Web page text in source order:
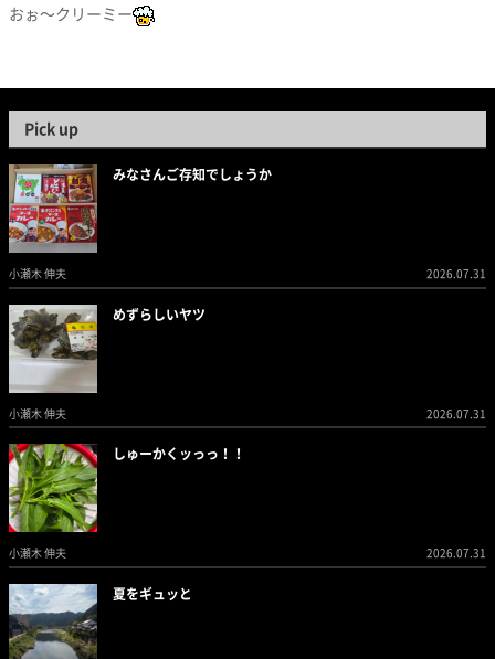
おぉ〜クリーミー
Pick up
みなさんご存知でしょうか
小瀬木 伸夫 2026.07.31
めずらしいヤツ
小瀬木 伸夫 2026.07.31
しゅーかくッっっ！！
小瀬木 伸夫 2026.07.31
夏をギュッと